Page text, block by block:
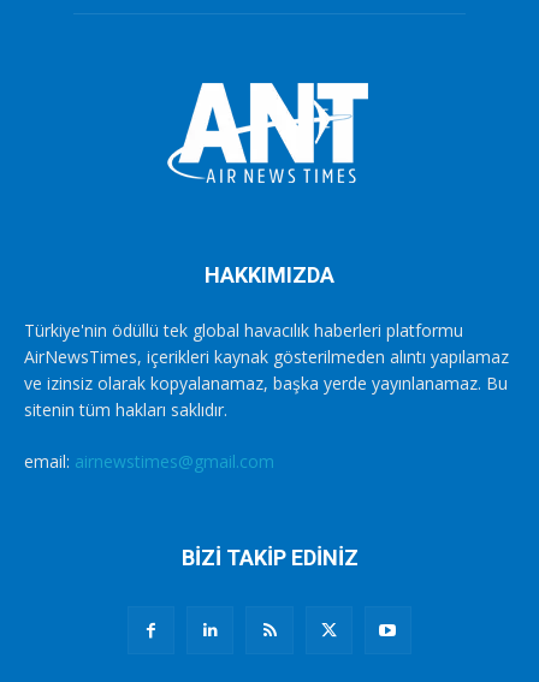
HAKKIMIZDA
Türkiye'nin ödüllü tek global havacılık haberleri platformu
AirNewsTimes, içerikleri kaynak gösterilmeden alıntı yapılamaz
ve izinsiz olarak kopyalanamaz, başka yerde yayınlanamaz. Bu
sitenin tüm hakları saklıdır.
email: airnewstimes@gmail.com
BİZİ TAKİP EDİNİZ